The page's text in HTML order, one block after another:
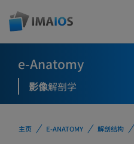
e-Anatomy
影像解剖学
主页 E-ANATOMY 解剖结构